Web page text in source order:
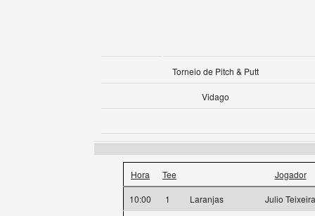
Torneio de Pitch & Putt
Vidago
Hora Tee Jogador
10:00 1 Laranjas
Julio Teixeira